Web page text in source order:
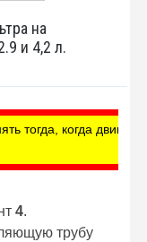
на
и 4,2 л.
тогда, когда
4.
трубу